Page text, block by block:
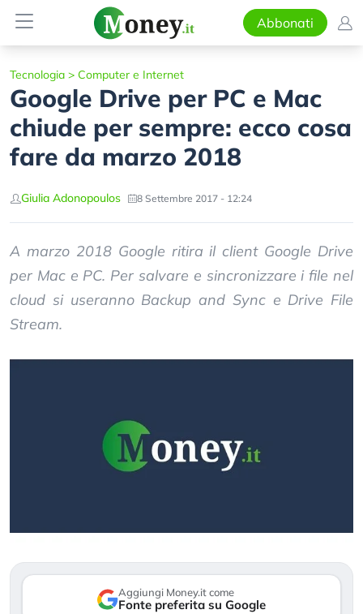
Abbonati
Tecnologia > Computer e Internet
Google Drive per PC e Mac
chiude per sempre: ecco cosa
fare da marzo 2018
Giulia Adonopoulos 8 Settembre 2017 - 12:24
A marzo 2018 Google ritira il client Google Drive
per Mac e PC. Per salvare e sincronizzare i file nel
cloud si useranno Backup and Sync e Drive File
Stream.
Aggiungi Money.it come
Fonte preferita su Google